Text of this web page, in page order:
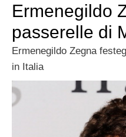
Ermenegildo
passerelle di
Ermenegildo Zegna
in Italia